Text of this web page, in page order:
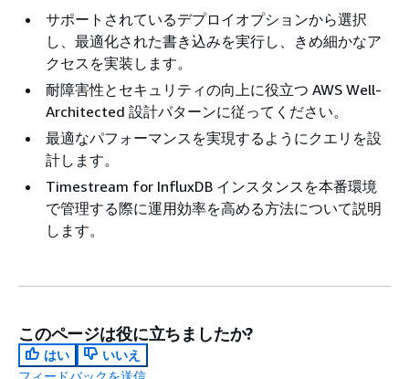
サポートされているデプロイオプションから選択
し、最適化された書き込みを実行し、きめ細かなア
クセスを実装します。
耐障害性とセキュリティの向上に役立つ AWS Well-
Architected 設計パターンに従ってください。
最適なパフォーマンスを実現するようにクエリを設
計します。
Timestream for InfluxDB インスタンスを本番環境
で管理する際に運用効率を高める方法について説明
します。
このページは役に立ちましたか?
はい
いいえ
フィードバックを送信